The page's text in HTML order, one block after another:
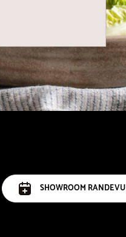
SHOWROOM RANDEVU